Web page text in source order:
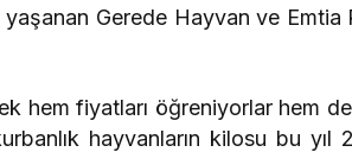
yaşanan Gerede Hayvan ve Emtia
hem fiyatları öğreniyorlar hem
hayvanların kilosu bu